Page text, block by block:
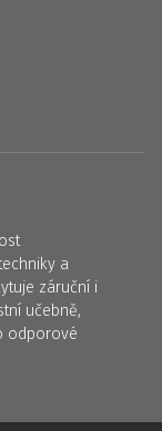
a
záruční i
učebně,
odporové